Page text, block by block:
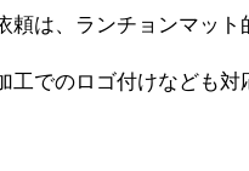
頼は、ランチョンマット
工でのロゴ付けなども対